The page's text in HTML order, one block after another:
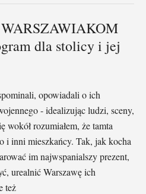
dla stolicy i jej
opowiadali o ich
- idealizując ludzi, sceny,
wokół rozumiałem, że tamta
i inni mieszkańcy. Tak, jak kocha
im najwspanialszy prezent,
urealnić Warszawę ich
też